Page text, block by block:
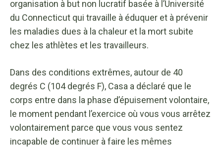
organisation à but non lucratif basée à l’Université
du Connecticut qui travaille à éduquer et à prévenir
les maladies dues à la chaleur et la mort subite
chez les athlètes et les travailleurs.
Dans des conditions extrêmes, autour de 40
degrés C (104 degrés F), Casa a déclaré que le
corps entre dans la phase d’épuisement volontaire,
le moment pendant l’exercice où vous vous arrêtez
volontairement parce que vous vous sentez
incapable de continuer à faire les mêmes